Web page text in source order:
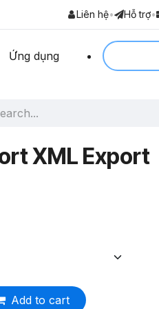
Liên hệ• Hỗ trợ•
Ứng dụng
XML Export
Add to cart